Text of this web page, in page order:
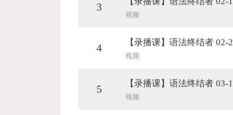
3
视频
4 【录播课】语法终结者 02-2
视频
5 【录播课】语法终结者 03-1
视频